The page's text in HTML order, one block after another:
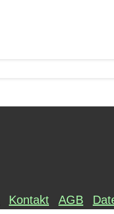
Kontakt AGB